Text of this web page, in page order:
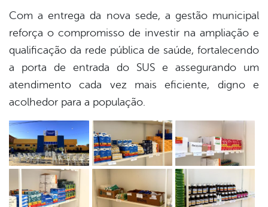
Com a entrega da nova sede, a gestão municipal
reforça o compromisso de investir na ampliação e
qualificação da rede pública de saúde, fortalecendo
a porta de entrada do SUS e assegurando um
atendimento cada vez mais eficiente, digno e
acolhedor para a população.